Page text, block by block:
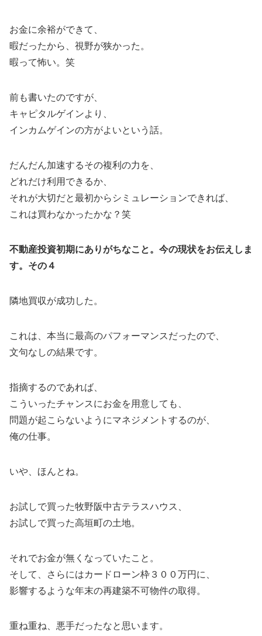
お金に余裕ができて、
暇だったから、視野が狭かった。
暇って怖い。笑
前も書いたのですが、
キャピタルゲインより、
インカムゲインの方がよいという話。
だんだん加速するその複利の力を、
どれだけ利用できるか、
それが大切だと最初からシミュレーションできれば、
これは買わなかったかな？笑
不動産投資初期にありがちなこと。今の現状をお伝えしま
す。その４
隣地買収が成功した。
これは、本当に最高のパフォーマンスだったので、
文句なしの結果です。
指摘するのであれば、
こういったチャンスにお金を用意しても、
問題が起こらないようにマネジメントするのが、
俺の仕事。
いや、ほんとね。
お試しで買った牧野阪中古テラスハウス、
お試しで買った高垣町の土地。
それでお金が無くなっていたこと。
そして、さらにはカードローン枠３００万円に、
影響するような年末の再建築不可物件の取得。
重ね重ね、悪手だったなと思います。